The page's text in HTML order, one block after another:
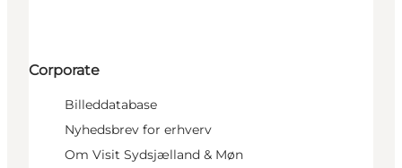
Corporate
Billeddatabase
Nyhedsbrev for erhverv
Om Visit Sydsjælland & Møn